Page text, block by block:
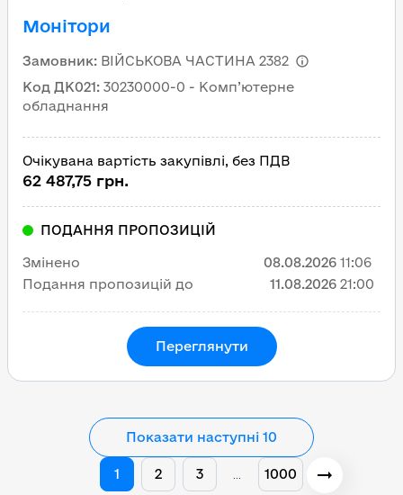
Монітори
Замовник: ВІЙСЬКОВА ЧАСТИНА 2382
Код ДК021: 30230000-0 - Комп’ютерне
обладнання
Очікувана вартість закупівлі, без ПДВ
62 487,75 грн.
ПОДАННЯ ПРОПОЗИЦІЙ
Змінено 08.08.2026 11:06
Подання пропозицій до
11.08.2026 21:00
Переглянути
Показати наступні 10
1 2 3 1000